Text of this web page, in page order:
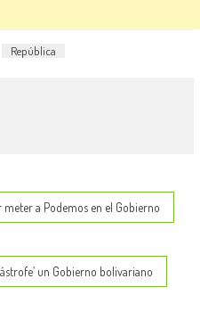
República
meter a Podemos en el Gobierno
un Gobierno bolivariano